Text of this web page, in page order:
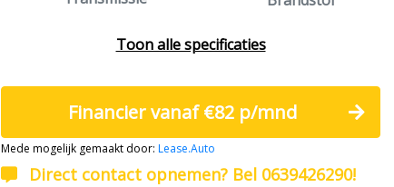
Toon alle specificaties
Financier vanaf €82 p/mnd
Mede mogelijk gemaakt door: Lease.Auto
Direct contact opnemen? Bel 0639426290!